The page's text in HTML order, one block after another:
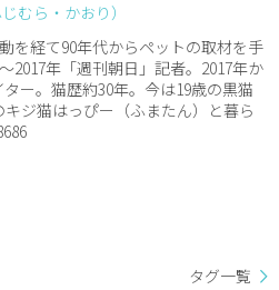
むら・かおり）
を経て90年代からペットの取材を手
2017年「週刊朝日」記者。2017年か
ー。猫歴約30年。今は19歳の黒猫
キジ猫はっぴー（ふまたん）と暮ら
タグ一覧